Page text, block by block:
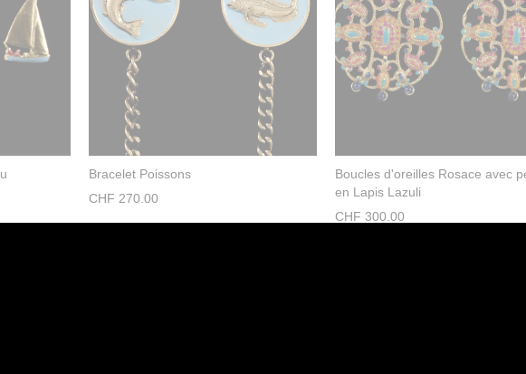
Bracelet Poissons
CHF 270.00
Boucles d'oreilles Rosace avec
en Lapis Lazuli
CHF 300.00